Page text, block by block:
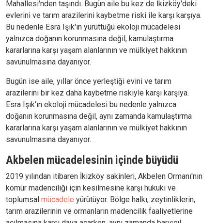
Mahallesi'nden taşındı. Bugün aile bu kez de İkizköy'deki
evlerini ve tarım arazilerini kaybetme riski ile karşı karşıya.
Bu nedenle Esra Işık'ın yürüttüğü ekoloji mücadelesi
yalnızca doğanın korunmasına değil, kamulaştırma
kararlarına karşı yaşam alanlarının ve mülkiyet hakkının
savunulmasına dayanıyor.
Bugün ise aile, yıllar önce yerleştiği evini ve tarım
arazilerini bir kez daha kaybetme riskiyle karşı karşıya.
Esra Işık'ın ekoloji mücadelesi bu nedenle yalnızca
doğanın korunmasına değil, aynı zamanda kamulaştırma
kararlarına karşı yaşam alanlarının ve mülkiyet hakkının
savunulmasına dayanıyor.
Akbelen mücadelesinin içinde büyüdü
2019 yılından itibaren İkizköy sakinleri, Akbelen Ormanı'nın
kömür madenciliği için kesilmesine karşı hukuki ve
toplumsal mücadele yürütüyor. Bölge halkı, zeytinliklerin,
tarım arazilerinin ve ormanların madencilik faaliyetlerine